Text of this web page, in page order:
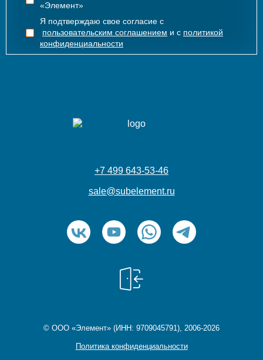
«Элемент»
Я подтверждаю свое согласие с
пользовательским соглашением и с политикой
конфиденциальности
+7 499 643-53-46
sale@subelement.ru
© ООО «Элемент» (ИНН: 9709045791), 2006-2026
Политика конфиденциальности